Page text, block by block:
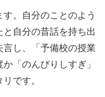
。自分のことのよう
自分の昔話を持ち出
言し、「予備校の授業
「のんびりしすぎ」
です。